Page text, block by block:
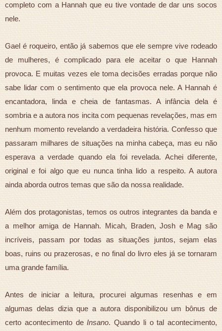
completo com a Hannah que eu tive vontade de dar uns socos
nele.
Gael é roqueiro, então já sabemos que ele sempre vive rodeado
de mulheres, é complicado para ele aceitar o que Hannah
provoca. E muitas vezes ele toma decisões erradas porque não
sabe lidar com o sentimento que ela provoca nele. A Hannah é
encantadora, linda e cheia de fantasmas. A infância dela é
sombria e a autora nos incita com pequenas revelações, mas em
nenhum momento revelando a verdadeira história. Confesso que
passaram milhares de situações na minha cabeça, mas eu não
esperava a verdade quando ela foi revelada. Achei diferente,
original e foi algo que eu nunca tinha lido a respeito. A autora
ainda aborda outros temas que são da nossa realidade.
Além dos protagonistas, temos os outros integrantes da banda e
a melhor amiga de Hannah. Micah, Braden, Josh e Mag são
incríveis, passam por todas as situações juntos, sejam elas
boas, ruins ou prazerosas, e no final do livro eles já se tornaram
uma grande família.
Antes de iniciar a leitura, procurei algumas resenhas e em
algumas delas dizia que a autora disponibilizou um bônus de
certo acontecimento deInsano. Quando li o tal acontecimento,